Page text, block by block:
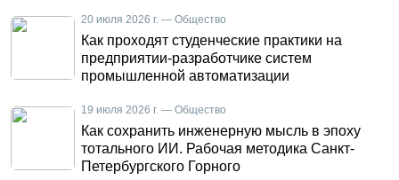
20 июля 2026 г. — Общество
Как проходят студенческие практики на
предприятии-разработчике систем
промышленной автоматизации
19 июля 2026 г. — Общество
Как сохранить инженерную мысль в эпоху
тотального ИИ. Рабочая методика Санкт-
Петербургского Горного